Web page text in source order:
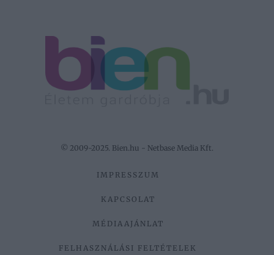
© 2009-2025. Bien.hu - Netbase Media Kft.
IMPRESSZUM
KAPCSOLAT
MÉDIAAJÁNLAT
FELHASZNÁLÁSI FELTÉTELEK